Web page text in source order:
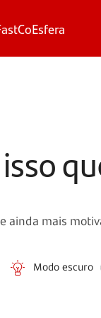
Esfera
mais
Modo escuro